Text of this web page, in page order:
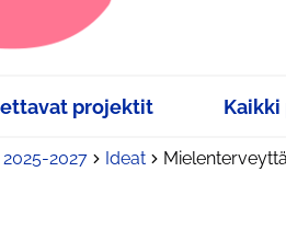
projektit Kaikki
2027 Ideat